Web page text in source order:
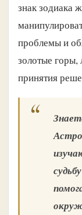
знак зодиака
проблемы и
золотые горы,
принятия